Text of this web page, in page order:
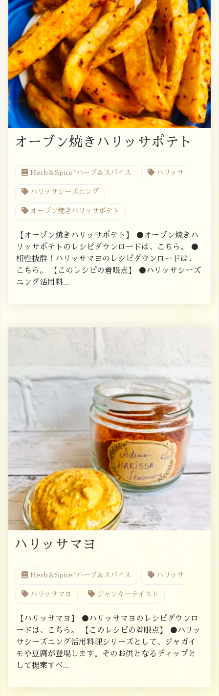
オーブン焼きハリッサポテト
Herb＆Spice~ハーブ＆スパイス ハリッサ
ハリッサシーズニング
オーブン焼きハリッサポテト
【オーブン焼きハリッサポテト】 ●オーブン焼きハ
リッサポテトのレシピダウンロードは、こちら。 ●
相性抜群！ハリッサマヨのレシピダウンロードは、
こちら。 【このレシピの着眼点】 ●ハリッサシーズ
ニング活用料...
ハリッサマヨ
Herb＆Spice~ハーブ＆スパイス ハリッサ
ハリッサマヨ ジャンキーテイスト
【ハリッサマヨ】 ●ハリッサマヨのレシピダウンロ
ードは、こちら。 【このレシピの着眼点】 ●ハリッ
サシーズニング活用料理シリーズとして、ジャガイ
モや豆腐が登場します。そのお供となるディップと
して提案すべ...